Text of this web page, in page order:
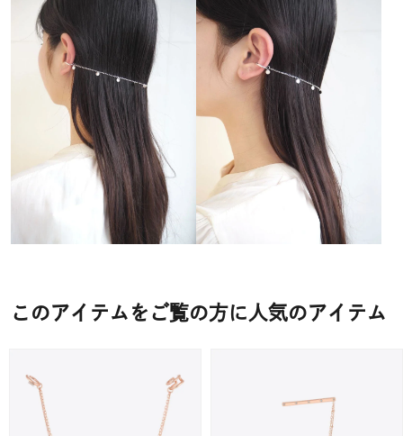
このアイテムをご覧の方に人気のアイテム